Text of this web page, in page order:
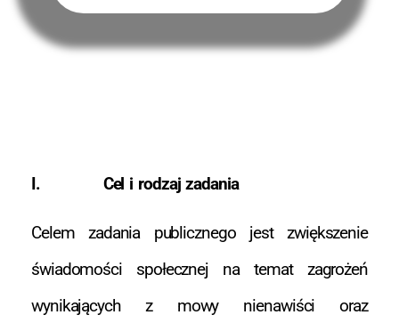
I. Cel i rodzaj zadania
Celem zadania publicznego jest zwiększenie
świadomości społecznej na temat zagrożeń
wynikających z mowy nienawiści oraz